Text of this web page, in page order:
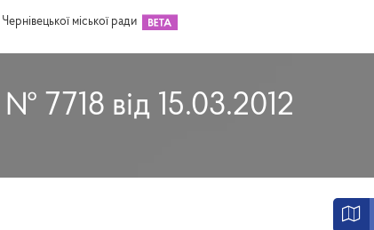
міської ради
7718 від 15.03.2012